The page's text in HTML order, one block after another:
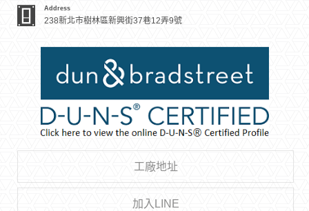
Address
238新北市樹林區新興街37巷12弄9號
工廠地址
加入LINE